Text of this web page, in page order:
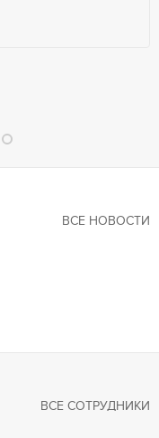
ВСЕ НОВОСТИ
ВСЕ СОТРУДНИКИ